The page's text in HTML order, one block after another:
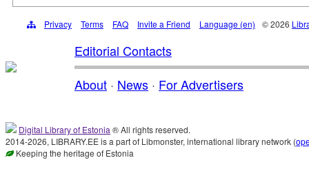
Privacy Terms FAQ Invite a Friend Language (en) © 2026
Editorial Contacts
About · News · For Advertisers
Digital Library of Estonia ® All rights reserved.
2014-2026, LIBRARY.EE is a part of Libmonster, international library network (
Keeping the heritage of Estonia